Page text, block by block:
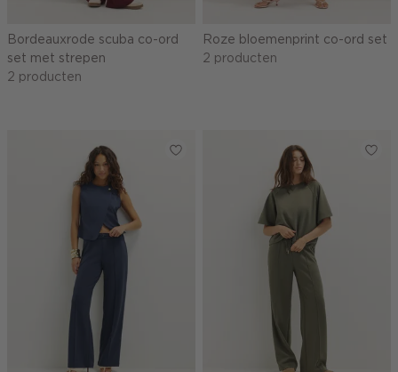
Bordeauxrode scuba co-ord
set met strepen
2 producten
Roze bloemenprint co-ord set
2 producten